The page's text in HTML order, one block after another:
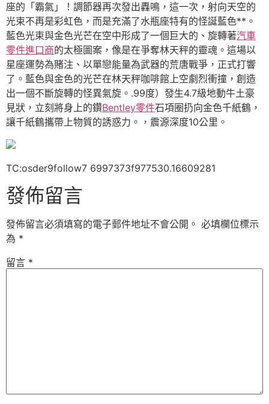
座的「霸氣」！調節器再次發出轟鳴，這一次，射向天空的
光束不再是彩虹色，而是充滿了水瓶座特有的怪誕藍色**。
藍色光束與金色光芒在空中形成了一個巨大的、旋轉著汽車
零件進口商的太極圖案，像是在爭奪林天秤的靈魂。這場以
星座運勢為賭注、以單戀能量為武器的荒唐戰爭，正式打響
了。藍色與金色的光芒在林天秤咖啡館上空劇烈衝撞，創造
出一個不斷旋轉的怪異氣旋。.99度）發生4.7級地動牛土豪
見狀，立刻將身上的鑽Bentley零件石項圈扔向金色千紙鶴，
讓千紙鶴攜帶上物質的誘惑力。，震源深度10公里。
TC:osder9follow7 6997373f977530.16609281
發佈留言
發佈留言必須填寫的電子郵件地址不會公開。 必填欄位標示
為 *
留言 *